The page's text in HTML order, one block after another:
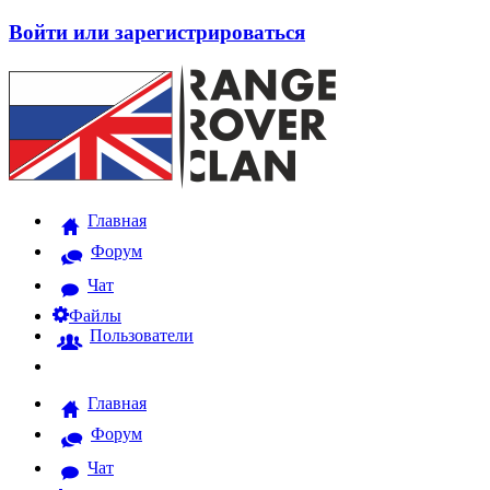
Войти или зарегистрироваться
Главная
Форум
Чат
Файлы
Пользователи
Главная
Форум
Чат